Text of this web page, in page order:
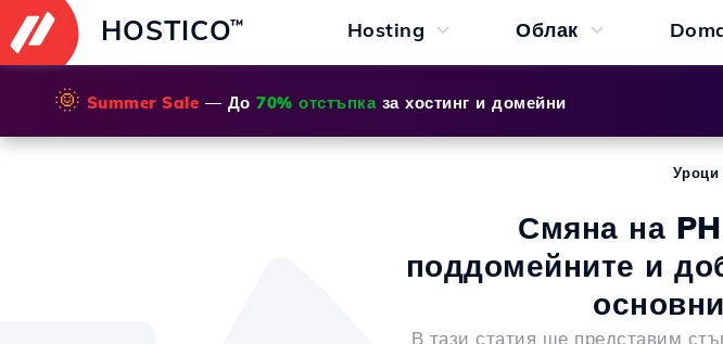
HOSTICO™ Hosting Облак
🌞 Summer Sale — До 70% отстъпказа хостинг и домейни
Уроци
Смяна на
поддомейните и
В тази статия ще представим